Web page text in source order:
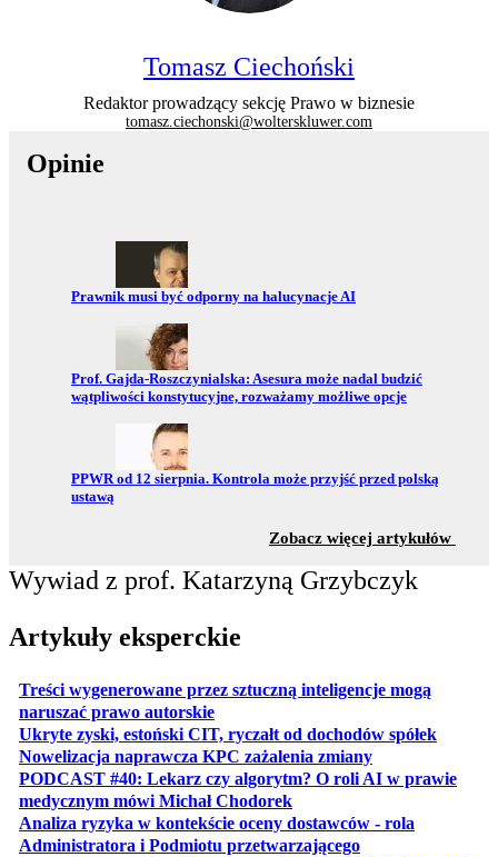
Tomasz Ciechoński
Redaktor prowadzący sekcję Prawo w biznesie
tomasz.ciechonski@wolterskluwer.com
Opinie
Przejdź do:
Prawnik musi być odporny na halucynacje AI
Przejdź do:
Prof. Gajda-Roszczynialska: Asesura może nadal budzić
wątpliwości konstytucyjne, rozważamy możliwe opcje
Przejdź do:
PPWR od 12 sierpnia. Kontrola może przyjść przed polską
ustawą
Zobacz więcej artykułów
Wywiad z prof. Katarzyną Grzybczyk
Artykuły eksperckie
Treści wygenerowane przez sztuczną inteligencje mogą
naruszać prawo autorskieotwiera się w nowej karcie
Ukryte zyski, estoński CIT, ryczałt od dochodów spółekotwiera
Nowelizacja naprawcza KPC zażalenia zmianyotwiera się w
PODCAST #40: Lekarz czy algorytm? O roli AI w prawie
medycznym mówi Michał Chodorekotwiera się w nowej karcie
Analiza ryzyka w kontekście oceny dostawców - rola
Administratora i Podmiotu przetwarzającegootwiera się w